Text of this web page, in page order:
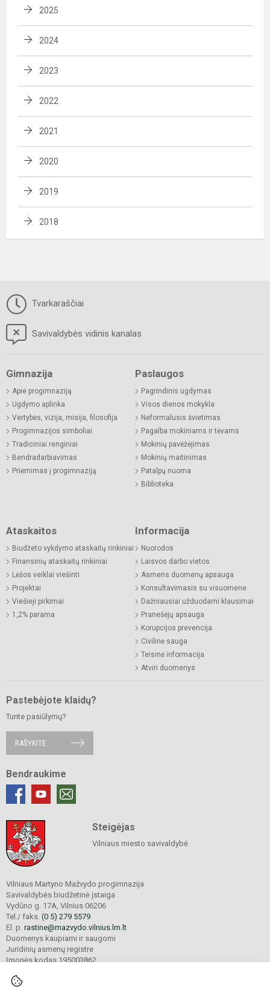
2025
2024
2023
2022
2021
2020
2019
2018
Tvarkaraščiai
Savivaldybės vidinis kanalas
Gimnazija
Apie progimnaziją
Ugdymo aplinka
Vertybės, vizija, misija, filosofija
Progimnazijos simboliai
Tradiciniai renginiai
Bendradarbiavimas
Priėmimas į progimnaziją
Paslaugos
Pagrindinis ugdymas
Visos dienos mokykla
Neformalusis švietimas
Pagalba mokiniams ir tėvams
Mokinių pavėžėjimas
Mokinių maitinimas
Patalpų nuoma
Biblioteka
Ataskaitos
Biudžeto vykdymo ataskaitų rinkiniai
Finansinių ataskaitų rinkiniai
Lėšos veiklai viešinti
Projektai
Viešieji pirkimai
1,2% parama
Informacija
Nuorodos
Laisvos darbo vietos
Asmens duomenų apsauga
Konsultavimasis su visuomene
Dažniausiai užduodami klausimai
Pranešėjų apsauga
Korupcijos prevencija
Civilinė sauga
Teisinė informacija
Atviri duomenys
Pastebėjote klaidų?
Turite pasiūlymų?
RAŠYKITE
Bendraukime
Steigėjas
Vilniaus miesto savivaldybė
Vilniaus Martyno Mažvydo progimnazija
Savivaldybės biudžetinė įstaiga
Vydūno g. 17A, Vilnius 06206
Tel./ faks. (0 5) 279 5579
El. p. rastine@mazvydo.vilnius.lm.lt
Duomenys kaupiami ir saugomi
Juridinių asmenų registre
Įmonės kodas 195003862